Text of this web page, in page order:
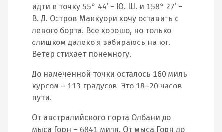
идти в точку 55° 44’ – Ю. Ш. и 158° 27’ –
В. Д. Остров Маккуори хочу оставить с
левого борта. Все хорошо, но только
слишком далеко я забираюсь на юг.
Ветер стихает понемногу.
До намеченной точки осталось 160 миль
курсом – 113 градусов. Это 18–20 часов
пути.
От австралийского порта Олбани до
мыса Горн – 6841 миля. От мыса Горн до